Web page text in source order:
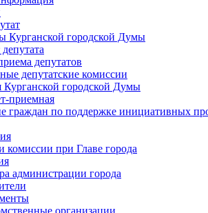
Курганской городской Думы
депутатов
депутатские комиссии
Курганской городской Думы
приемная
граждан по поддержке инициативных
комиссии при Главе города
администрации города
организации